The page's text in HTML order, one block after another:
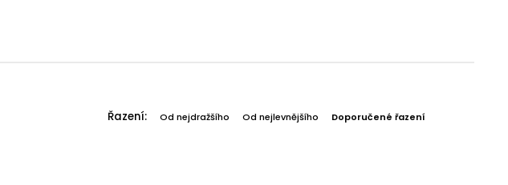
Řazení: Od nejdražšího Od nejlevnějšího Doporučené řazení